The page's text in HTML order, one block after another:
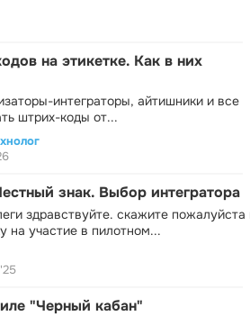
на этикетке. Как в них
интеграторы, айтишники и все
штрих-коды от...
знак. Выбор интегратора
здравствуйте. скажите пожалуйста
на участие в пилотном...
"Черный кабан"